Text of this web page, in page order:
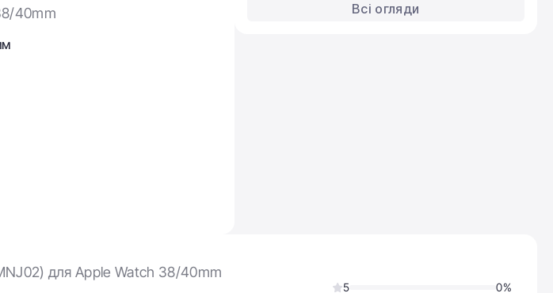
40mm
Всі огляди
для Apple Watch 38/40mm
5
0%